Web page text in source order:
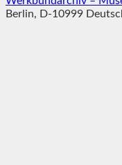
Berlin, D-10999